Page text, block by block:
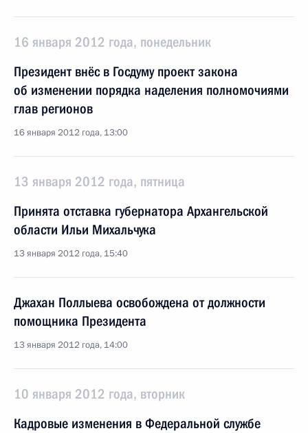
16 января 2012 года, понедельник
Президент внёс в Госдуму проект закона
об изменении порядка наделения полномочиями
глав регионов
16 января 2012 года, 13:00
13 января 2012 года, пятница
Принята отставка губернатора Архангельской
области Ильи Михальчука
13 января 2012 года, 15:40
Джахан Поллыева освобождена от должности
помощника Президента
13 января 2012 года, 14:00
10 января 2012 года, вторник
Кадровые изменения в Федеральной службе